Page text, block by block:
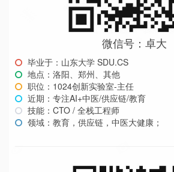
微信号：卓大
毕业于：山东大学 SDU.CS
地点：洛阳、郑州、其他
职位：1024创新实验室-主任
近期：专注AI+中医/供应链/教育
技能：CTO / 全栈工程师
领域：教育，供应链，中医大健康；